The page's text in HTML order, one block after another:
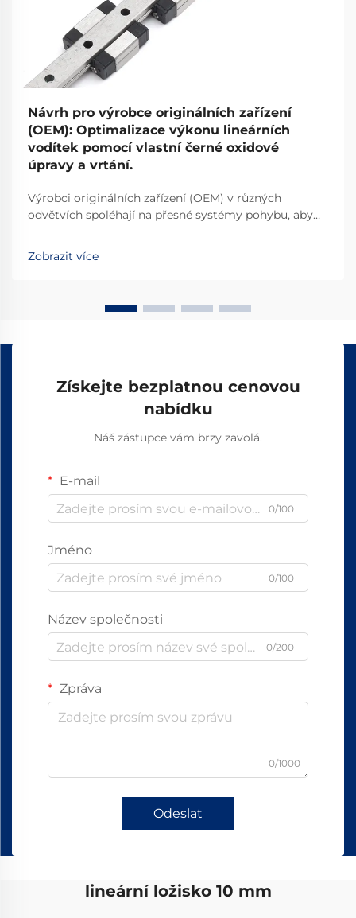
Návrh pro výrobce originálních zařízení
(OEM): Optimalizace výkonu lineárních
vodítek pomocí vlastní černé oxidové
úpravy a vrtání.
Výrobci originálních zařízení (OEM) v různých
odvětvích spoléhají na přesné systémy pohybu, aby
vhodných komponent pro lineární pohyb přímo
ovlivňuje spolehlivost výrobku...
Zobrazit více
Získejte bezplatnou cenovou
nabídku
Náš zástupce vám brzy zavolá.
E-mail
0/100
Jméno
0/100
Název společnosti
0/200
Zpráva
0/1000
Odeslat
lineární ložisko 10 mm